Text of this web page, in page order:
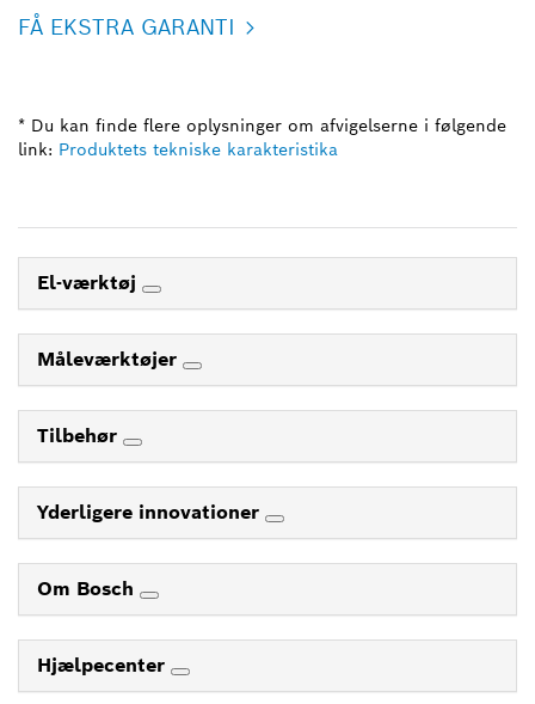
FÅ EKSTRA GARANTI
* Du kan finde flere oplysninger om afvigelserne i følgende
link: Produktets tekniske karakteristika
El-værktøj
Måleværktøjer
Tilbehør
Yderligere innovationer
Om Bosch
Hjælpecenter